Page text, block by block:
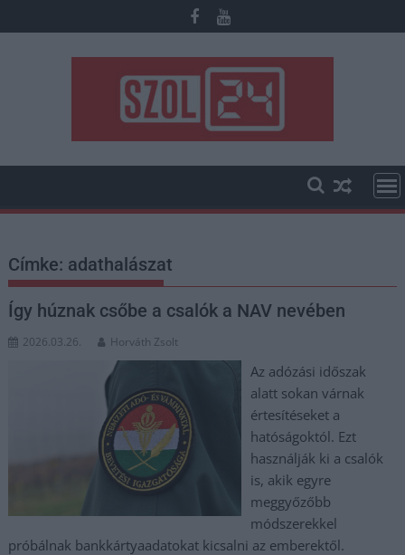
to
Címke: adathalászat
Így húznak csőbe a csalók a NAV nevében
2026.03.26. Horváth Zsolt
Az adózási időszak
alatt sokan várnak
értesítéseket a
hatóságoktól. Ezt
használják ki a csalók
is, akik egyre
meggyőzőbb
módszerekkel
próbálnak bankkártyaadatokat kicsalni az emberektől.